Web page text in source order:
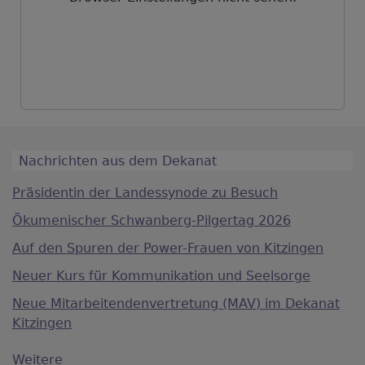
Nachrichten aus dem Dekanat
Präsidentin der Landessynode zu Besuch
Ökumenischer Schwanberg-Pilgertag 2026
Auf den Spuren der Power-Frauen von Kitzingen
Neuer Kurs für Kommunikation und Seelsorge
Neue Mitarbeitendenvertretung (MAV) im Dekanat
Kitzingen
Weitere